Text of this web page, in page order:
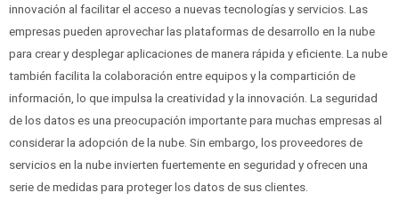
innovación al facilitar el acceso a nuevas tecnologías y servicios. Las
empresas pueden aprovechar las plataformas de desarrollo en la nube
para crear y desplegar aplicaciones de manera rápida y eficiente. La nube
también facilita la colaboración entre equipos y la compartición de
información, lo que impulsa la creatividad y la innovación. La seguridad
de los datos es una preocupación importante para muchas empresas al
considerar la adopción de la nube. Sin embargo, los proveedores de
servicios en la nube invierten fuertemente en seguridad y ofrecen una
serie de medidas para proteger los datos de sus clientes.